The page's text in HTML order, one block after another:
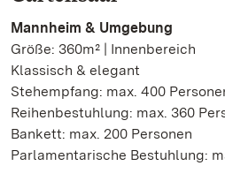
Mannheim & Umgebung
Größe: 360m² | Innenbereich
Klassisch & elegant
Stehempfang: max. 400
Reihenbestuhlung: max. 360
Bankett: max. 200 Personen
Parlamentarische Bestuhlung: